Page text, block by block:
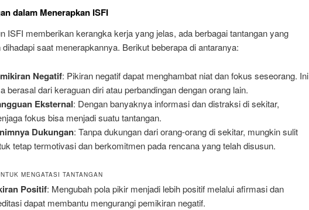
dalam Menerapkan ISFI
ISFI memberikan kerangka kerja yang jelas, ada berbagai tantangan yang
dihadapi saat menerapkannya. Berikut beberapa di antaranya:
Negatif: Pikiran negatif dapat menghambat niat dan fokus seseorang. Ini
berasal dari keraguan diri atau perbandingan dengan orang lain.
Eksternal: Dengan banyaknya informasi dan distraksi di sekitar,
fokus bisa menjadi suatu tantangan.
Dukungan: Tanpa dukungan dari orang-orang di sekitar, mungkin sulit
tetap termotivasi dan berkomitmen pada rencana yang telah disusun.
MENGATASI TANTANGAN
Positif: Mengubah pola pikir menjadi lebih positif melalui afirmasi dan
dapat membantu mengurangi pemikiran negatif.